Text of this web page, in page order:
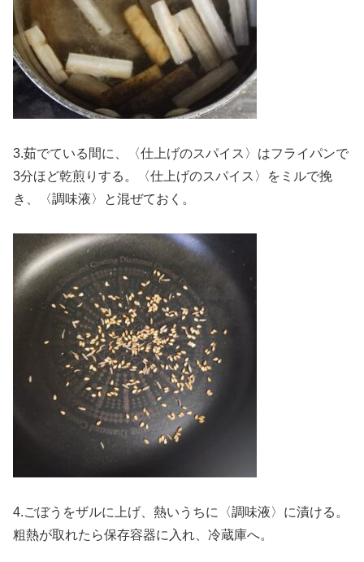
3.茹でている間に、〈仕上げのスパイス〉はフライパンで
3分ほど乾煎りする。〈仕上げのスパイス〉をミルで挽
き、〈調味液〉と混ぜておく。
4.ごぼうをザルに上げ、熱いうちに〈調味液〉に漬ける。
粗熱が取れたら保存容器に入れ、冷蔵庫へ。